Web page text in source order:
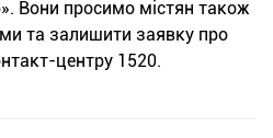
Вони просимо містян також
та залишити заявку про
центру 1520.